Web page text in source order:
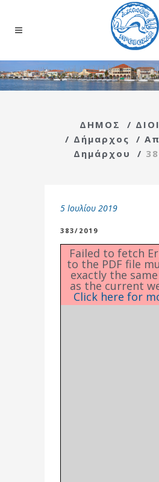
ΔΗΜΟΣ /
/ Δήμαρχος /
Δημάρχου
/
5 Ιουλίου 2019
383/2019
Failed to fetch
to the PDF file
exactly the
as the current
Click here for